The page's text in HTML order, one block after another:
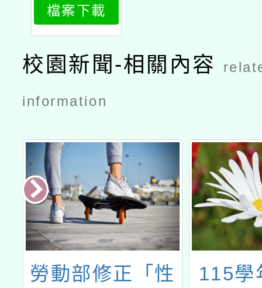
護週實施計
畫」1份
檔案下載
校園新聞-相關內容
information
115學年度體育
全國